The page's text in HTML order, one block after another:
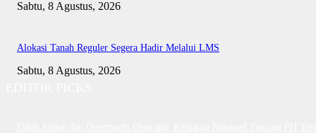
Sabtu, 8 Agustus, 2026
Alokasi Tanah Reguler Segera Hadir Melalui LMS
Sabtu, 8 Agustus, 2026